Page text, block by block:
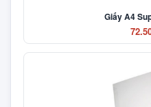
Giấy A4